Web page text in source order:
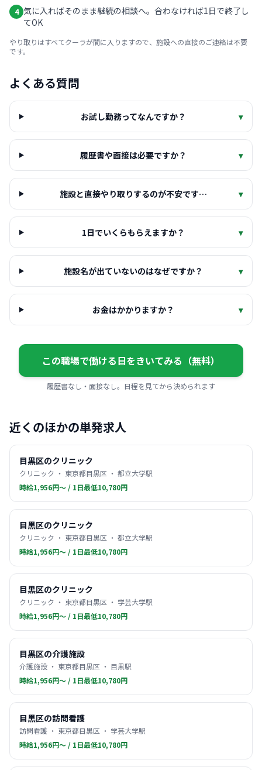
4 気に入ればそのまま継続の相談へ。合わなければ1日で終了し
てOK
やり取りはすべてクーラが間に入りますので、施設への直接のご連絡は不要
です。
よくある質問
お試し勤務ってなんですか？ ▾
履歴書や面接は必要ですか？ ▾
施設と直接やり取りするのが不安です… ▾
1日でいくらもらえますか？ ▾
施設名が出ていないのはなぜですか？ ▾
お金はかかりますか？ ▾
この職場で働ける日をきいてみる（無料）
履歴書なし・面接なし。日程を見てから決められます
近くのほかの単発求人
目黒区のクリニック
クリニック ・ 東京都目黒区 ・ 都立大学駅
時給1,956円〜 / 1日最低10,780円
目黒区のクリニック
クリニック ・ 東京都目黒区 ・ 都立大学駅
時給1,956円〜 / 1日最低10,780円
目黒区のクリニック
クリニック ・ 東京都目黒区 ・ 学芸大学駅
時給1,956円〜 / 1日最低10,780円
目黒区の介護施設
介護施設 ・ 東京都目黒区 ・ 目黒駅
時給1,956円〜 / 1日最低10,780円
目黒区の訪問看護
訪問看護 ・ 東京都目黒区 ・ 学芸大学駅
時給1,956円〜 / 1日最低10,780円